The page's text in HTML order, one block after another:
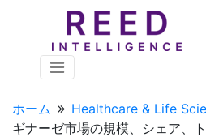
ホーム Healthcare & Life
ギナーゼ市場の規模、シェア、